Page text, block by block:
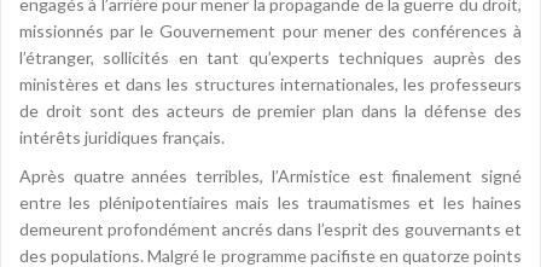
missionnés par le Gouvernement pour mener des conférences à
l’étranger, sollicités en tant qu’experts techniques auprès des
ministères et dans les structures internationales, les professeurs
de droit sont des acteurs de premier plan dans la défense des
intérêts juridiques français.
Après quatre années terribles, l’Armistice est finalement signé
entre les plénipotentiaires mais les traumatismes et les haines
demeurent profondément ancrés dans l’esprit des gouvernants et
des populations. Malgré le programme pacifiste en quatorze points